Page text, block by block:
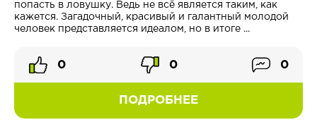
попасть в ловушку. Ведь не всё является таким, как
кажется. Загадочный, красивый и галантный молодой
человек представляется идеалом, но в итоге ...
ПОДРОБНЕЕ
0 0 0